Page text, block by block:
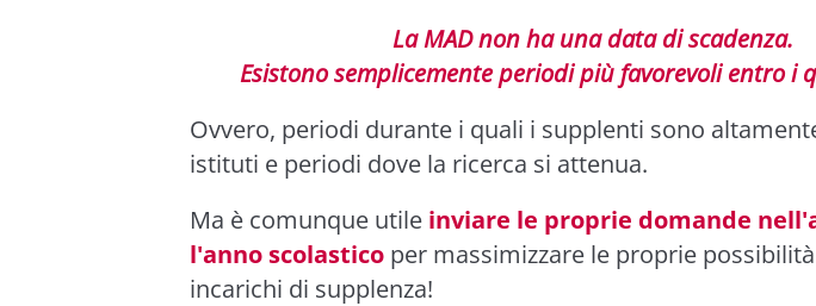
La MAD non ha una data di scadenza.
Esistono semplicemente periodi più favorevoli entro i
Ovvero, periodi durante i quali i supplenti sono
istituti e periodi dove la ricerca si attenua.
Ma è comunque utile inviare le proprie domande
l'anno scolastico per massimizzare le proprie
incarichi di supplenza!